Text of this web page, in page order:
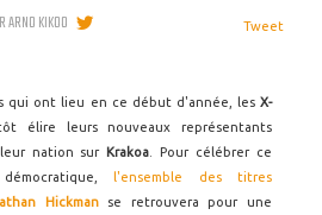
ARNO KIKOO Tweet
qui ont lieu en ce début d'année, les X-
élire leurs nouveaux représentants
nation sur Krakoa . Pour célébrer ce
l'ensemble des titres
Hickman
se retrouvera pour une